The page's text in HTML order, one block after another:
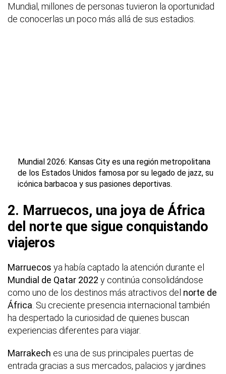
Mundial, millones de personas tuvieron la oportunidad
de conocerlas un poco más allá de sus estadios.
Mundial 2026: Kansas City es una región metropolitana
de los Estados Unidos famosa por su legado de jazz, su
icónica barbacoa y sus pasiones deportivas.
2. Marruecos, una joya de África
del norte que sigue conquistando
viajeros
Marruecos ya había captado la atención durante el
Mundial de Qatar 2022 y continúa consolidándose
como uno de los destinos más atractivos del norte de
África . Su creciente presencia internacional también
ha despertado la curiosidad de quienes buscan
experiencias diferentes para viajar.
Marrakech es una de sus principales puertas de
entrada gracias a sus mercados, palacios y jardines